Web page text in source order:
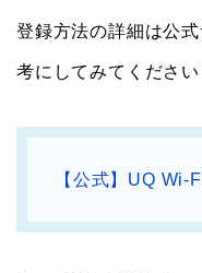
登録方法の詳細は公
考にしてみてください
【公式】UQ Wi-